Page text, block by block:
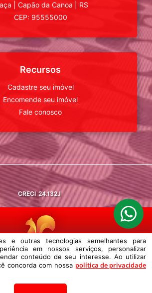
Capão da Canoa
RS
CEP: 95555000
Recursos
Cadastre seu imóvel
Encomende seu imóvel
Fale conosco
CRECI 24.132J
PELAAGIL.NET
outras tecnologias semelhantes para melhorar a
nossos serviços, personalizar publicidade e
e outras tecnologias semelhantes para
em nossos serviços, personalizar
conteúdo de seu interesse. Ao utilizar
concorda com nossa política de privacidade